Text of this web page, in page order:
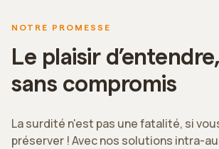
NOTRE PROMESSE
Le plaisir d’entendre,
sans compromis
La surdité n'est pas une fatalité, si
préserver ! Avec nos solutions intra-